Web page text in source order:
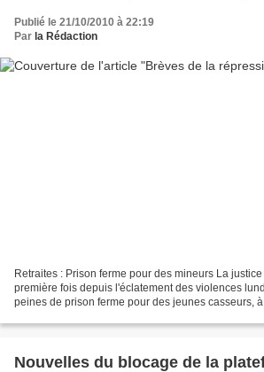
Publié le 21/10/2010 à 22:19
Par la Rédaction
Retraites : Prison ferme pour des mineurs La
première fois depuis l'éclatement des violences
peines de prison ferme pour des jeunes casseurs, à
Nouvelles du blocage de la